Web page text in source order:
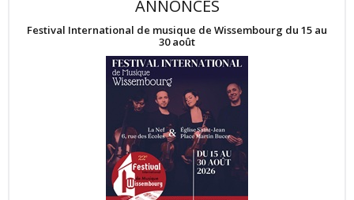
ANNONCES
Festival International de musique de Wissembourg du 15 au
30 août